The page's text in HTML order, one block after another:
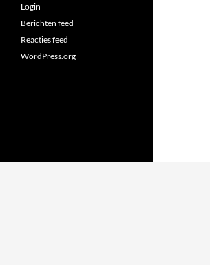
Login
Berichten feed
Reacties feed
WordPress.org